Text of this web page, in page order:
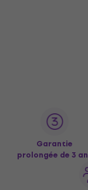
Garantie
prolongée de 3